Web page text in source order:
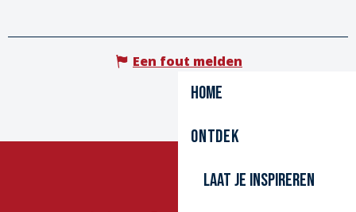
Home
Ontdek
Laat je inspireren
Een fout melden